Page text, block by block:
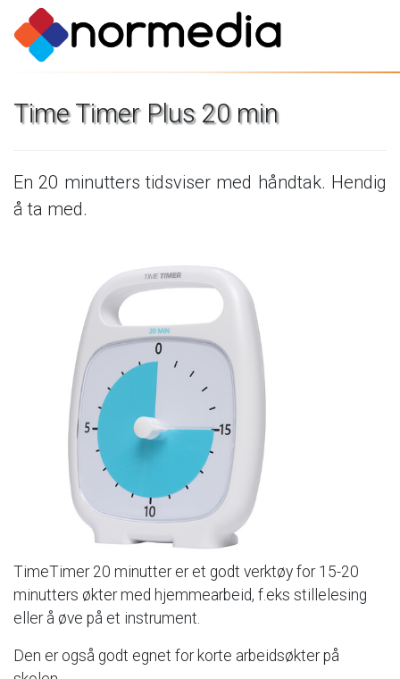
Time Timer Plus 20 min
En 20 minutters tidsviser med håndtak. Hendig
å ta med.
TimeTimer 20 minutter er et godt verktøy for 15-20
minutters økter med hjemmearbeid, f.eks stillelesing
eller å øve på et instrument.
Den er også godt egnet for korte arbeidsøkter på